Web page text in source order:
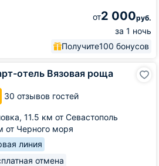
от2 000руб.
за 1 ночь
Получите100 бонусов
отель Вязовая роща
30 отзывов гостей
11.5 км от Севастополь
от Черного моря
линия
отмена